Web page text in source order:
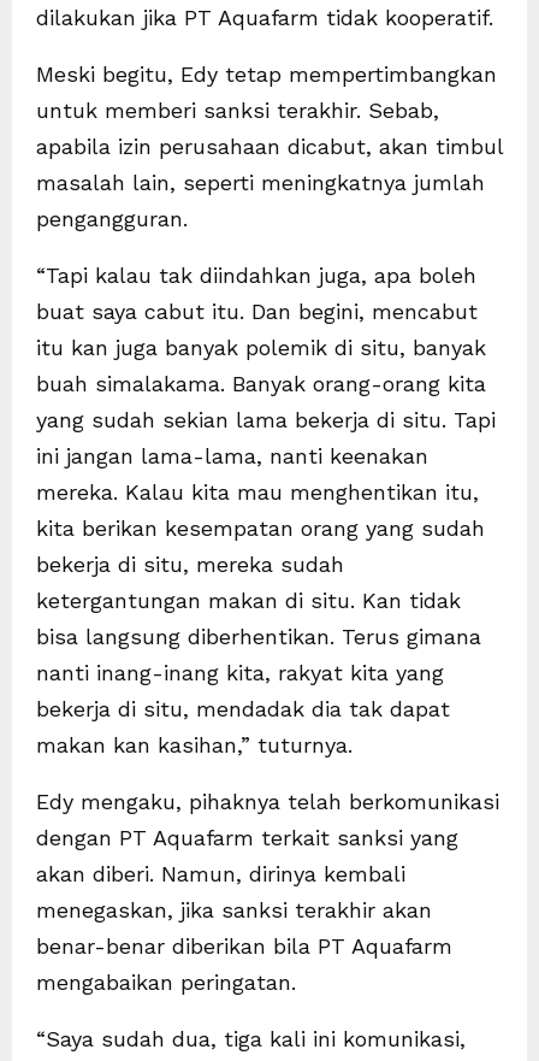
dilakukan jika PT Aquafarm tidak kooperatif.
Meski begitu, Edy tetap mempertimbangkan
untuk memberi sanksi terakhir. Sebab,
apabila izin perusahaan dicabut, akan timbul
masalah lain, seperti meningkatnya jumlah
pengangguran.
“Tapi kalau tak diindahkan juga, apa boleh
buat saya cabut itu. Dan begini, mencabut
itu kan juga banyak polemik di situ, banyak
buah simalakama. Banyak orang-orang kita
yang sudah sekian lama bekerja di situ. Tapi
ini jangan lama-lama, nanti keenakan
mereka. Kalau kita mau menghentikan itu,
kita berikan kesempatan orang yang sudah
bekerja di situ, mereka sudah
ketergantungan makan di situ. Kan tidak
bisa langsung diberhentikan. Terus gimana
nanti inang-inang kita, rakyat kita yang
bekerja di situ, mendadak dia tak dapat
makan kan kasihan,” tuturnya.
Edy mengaku, pihaknya telah berkomunikasi
dengan PT Aquafarm terkait sanksi yang
akan diberi. Namun, dirinya kembali
menegaskan, jika sanksi terakhir akan
benar-benar diberikan bila PT Aquafarm
mengabaikan peringatan.
“Saya sudah dua, tiga kali ini komunikasi,